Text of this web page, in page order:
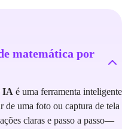
matemática por
IA é uma ferramenta inteligente
de uma foto ou captura de tela
claras e passo a passo—